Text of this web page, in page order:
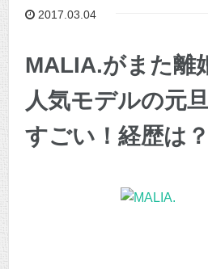
2017.03.04
MALIA.がまた離
人気モデルの元
すごい！経歴は？